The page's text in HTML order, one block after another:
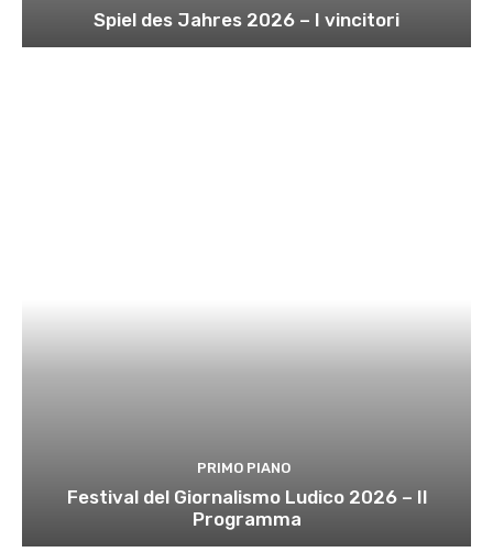
Spiel des Jahres 2026 – I vincitori
PRIMO PIANO
Festival del Giornalismo Ludico 2026 – Il
Programma